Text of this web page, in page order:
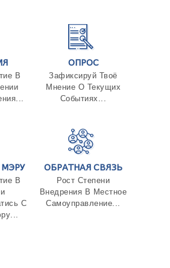
В
ОПРОС
Зафиксируй Твоё
Мнение О Текущих
Событиях...
В
С
ОБРАТНАЯ СВЯЗЬ
Рост Степени
Внедрения В Местное
Самоуправление...